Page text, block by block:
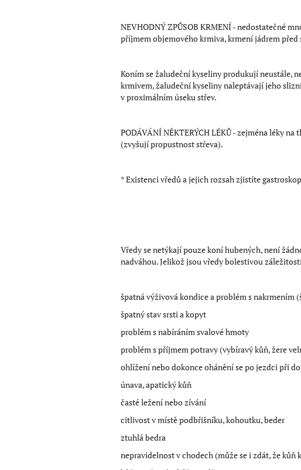
NEVHODNÝ ZPŮSOB KRMENÍ - nedostatečné
příjmem objemového krmiva, krmení jádrem
Koním se žaludeční kyseliny produkují neustále,
krmivem, žaludeční kyseliny naleptávají jeho
v proximálním úseku střev.
PODÁVÁNÍ NĚKTERÝCH LÉKŮ - zejména léky
(zvyšují propustnost střeva).
* Existenci vředů a jejich rozsah zjistíte
Vředy se netýkají pouze koní hubených, není
nadváhou. Jelikož jsou vředy bolestivou
špatná výživová kondice a problém s nakrmením
špatný stav srsti a kopyt
problém s nabíráním svalové hmoty
problém s příjmem potravy (vybíravý kůň, žere
ohlížení nebo dokonce ohánění se po jezdci při
únava, apatický kůň
časté ležení nebo zívání
citlivost v místě podbřišníku, kohoutku, beder
ztuhlá bedra
nepravidelnost v chodech (může se i zdát, že kůň